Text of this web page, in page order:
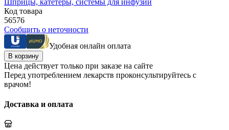
Код товара
56576
Сообщить о неточности
Удобная онлайн оплата
В корзину
Цена действует только при заказе на сайте
Перед употреблением лекарств проконсультируйтесь с
врачом!
Доставка и оплата